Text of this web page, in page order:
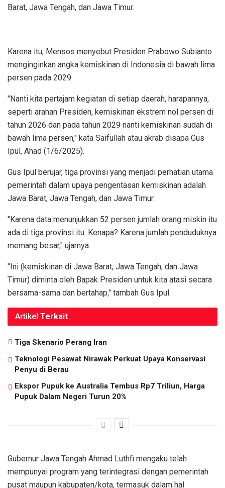
Barat, Jawa Tengah, dan Jawa Timur.
Karena itu, Mensos menyebut Presiden Prabowo Subianto
menginginkan angka kemiskinan di Indonesia di bawah lima
persen pada 2029.
"Nanti kita pertajam kegiatan di setiap daerah, harapannya,
seperti arahan Presiden, kemiskinan ekstrem nol persen di
tahun 2026 dan pada tahun 2029 nanti kemiskinan sudah di
bawah lima persen," kata Saifullah atau akrab disapa Gus
Ipul, Ahad (1/6/2025).
Gus Ipul berujar, tiga provinsi yang menjadi perhatian utama
pemerintah dalam upaya pengentasan kemiskinan adalah
Jawa Barat, Jawa Tengah, dan Jawa Timur.
"Karena data menunjukkan 52 persen jumlah orang miskin itu
ada di tiga provinsi itu. Kenapa? Karena jumlah penduduknya
memang besar," ujarnya.
"Ini (kemiskinan di Jawa Barat, Jawa Tengah, dan Jawa
Timur) diminta oleh Bapak Presiden untuk kita atasi secara
bersama-sama dan bertahap," tambah Gus Ipul.
Artikel Terkait
Tiga Skenario Perang Iran
Teknologi Pesawat Nirawak Perkuat Upaya Konservasi
Penyu di Berau
Ekspor Pupuk ke Australia Tembus Rp7 Triliun, Harga
Pupuk Dalam Negeri Turun 20%
Gubernur Jawa Tengah Ahmad Luthfi mengaku telah
mempunyai program yang terintegrasi dengan pemerintah
pusat maupun kabupaten/kota, termasuk dalam hal